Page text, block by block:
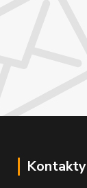
Kontakty